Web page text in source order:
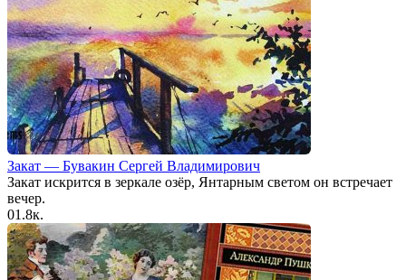
Закат — Бувакин Сергей Владимирович
Закат искрится в зеркале озёр, Янтарным светом он встречает
вечер.
01.8к.